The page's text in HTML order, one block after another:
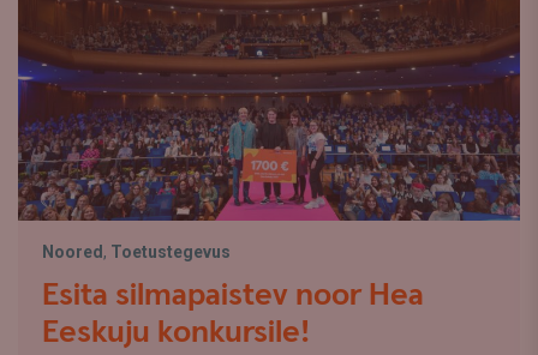
Noored , Toetustegevus
Esita silmapaistev noor Hea
Eeskuju konkursile!